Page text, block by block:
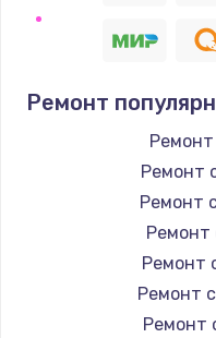
Ремонт
Ремонт
Ремонт
Ремонт
Ремонт
Ремонт
Ремонт